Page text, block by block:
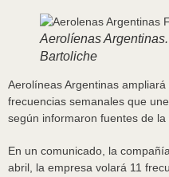
Aerolíenas
Bartoliche
Aerolíneas Argentinas
frecuencias semanales que
según informaron fuentes de la
En un comunicado, la
abril, la empresa volará 11